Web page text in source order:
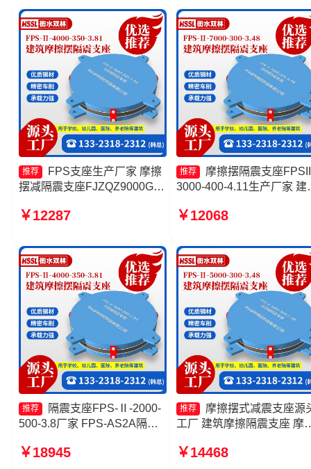
推荐
FPS支座生产厂家 摩擦
摆减隔震支座FJZQZ9000GD
FPSII-1000-300-3.48厂家 摩
￥12287
推荐
摩擦摆隔震支座
3000-400-4.11生产厂家 建
筑摩擦摆式减隔震支座生
￥12068
推荐
隔震支座FPS-Ⅱ-2000-
500-3.8厂家 FPS-AS2A隔震
10000-300-3.48厂家 FPS-
￥18945
推荐
摩擦摆式减震支座源
工厂 建筑摩擦隔震支座 摩
生产厂家 摩擦摆隔震支座
￥14468